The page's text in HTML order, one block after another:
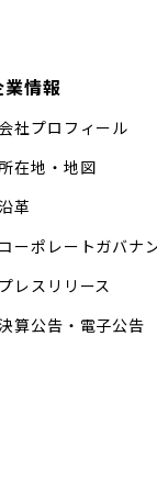
業情報
社プロフィール
在地・地図
革
コーポレートガバナ
プレスリリース
算公告・電子公告